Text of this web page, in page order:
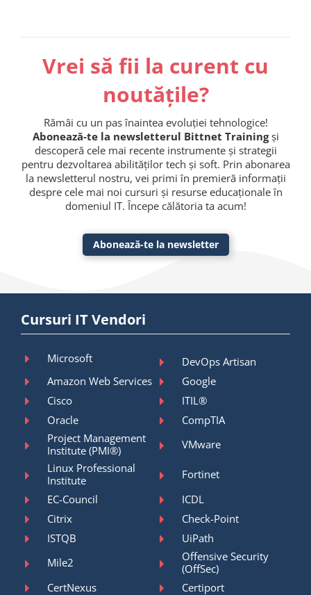
Vrei să fii la curent cu
noutățile?
Rămâi cu un pas înaintea evoluției tehnologice!
Abonează-te la newsletterul Bittnet Trainingși
descoperă cele mai recente instrumente și strategii
pentru dezvoltarea abilităților tech și soft. Prin abonarea
la newsletterul nostru, vei primi în premieră informații
despre cele mai noi cursuri și resurse educaționale în
domeniul IT. Începe călătoria ta acum!
Abonează-te la newsletter
Cursuri IT Vendori
Microsoft
DevOps Artisan
Amazon Web Services
Google
Cisco
ITIL®
Oracle
CompTIA
Project Management
Institute (PMI®)
VMware
Linux Professional
Institute
Fortinet
EC-Council
ICDL
Citrix
Check-Point
ISTQB
UiPath
Mile2
Offensive Security
(OffSec)
CertNexus
Certiport